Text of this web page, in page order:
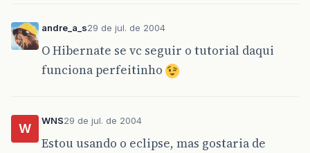
andre_a_s29 de jul. de 2004
O Hibernate se vc seguir o tutorial daqui
funciona perfeitinho
W
WNS29 de jul. de 2004
Estou usando o eclipse, mas gostaria de